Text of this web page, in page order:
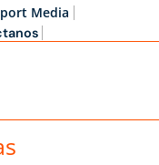
Media